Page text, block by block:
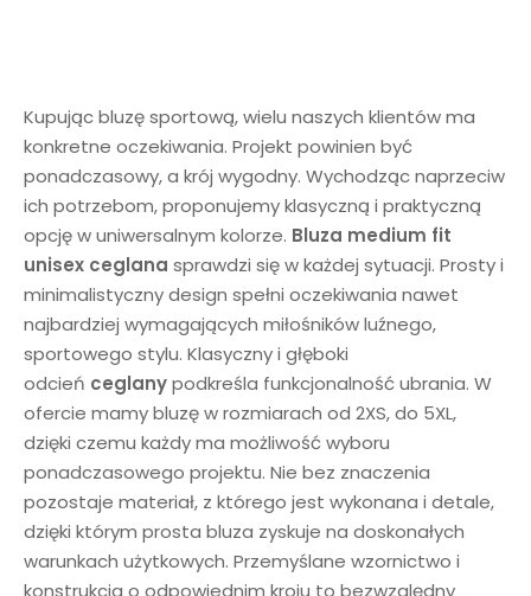
Kupując bluzę sportową, wielu naszych klientów ma
konkretne oczekiwania. Projekt powinien być
ponadczasowy, a krój wygodny. Wychodząc naprzeciw
ich potrzebom, proponujemy klasyczną i praktyczną
opcję w uniwersalnym kolorze. Bluza medium fit
unisex ceglana sprawdzi się w każdej sytuacji. Prosty i
minimalistyczny design spełni oczekiwania nawet
najbardziej wymagających miłośników luźnego,
sportowego stylu. Klasyczny i głęboki
odcień ceglanypodkreśla funkcjonalność ubrania. W
ofercie mamy bluzę w rozmiarach od 2XS, do 5XL,
dzięki czemu każdy ma możliwość wyboru
ponadczasowego projektu. Nie bez znaczenia
pozostaje materiał, z którego jest wykonana i detale,
dzięki którym prosta bluza zyskuje na doskonałych
warunkach użytkowych. Przemyślane wzornictwo i
konstrukcja o odpowiednim kroju to bezwzględny